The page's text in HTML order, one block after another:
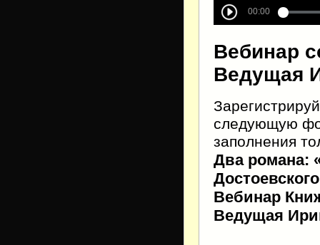
Вебинар
Ведущая
следующую
заполнения
Два романа:
Вебинар
Ведущая